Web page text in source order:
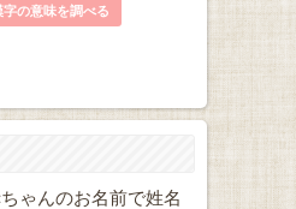
字の意味を調べる
ゃんのお名前で姓名